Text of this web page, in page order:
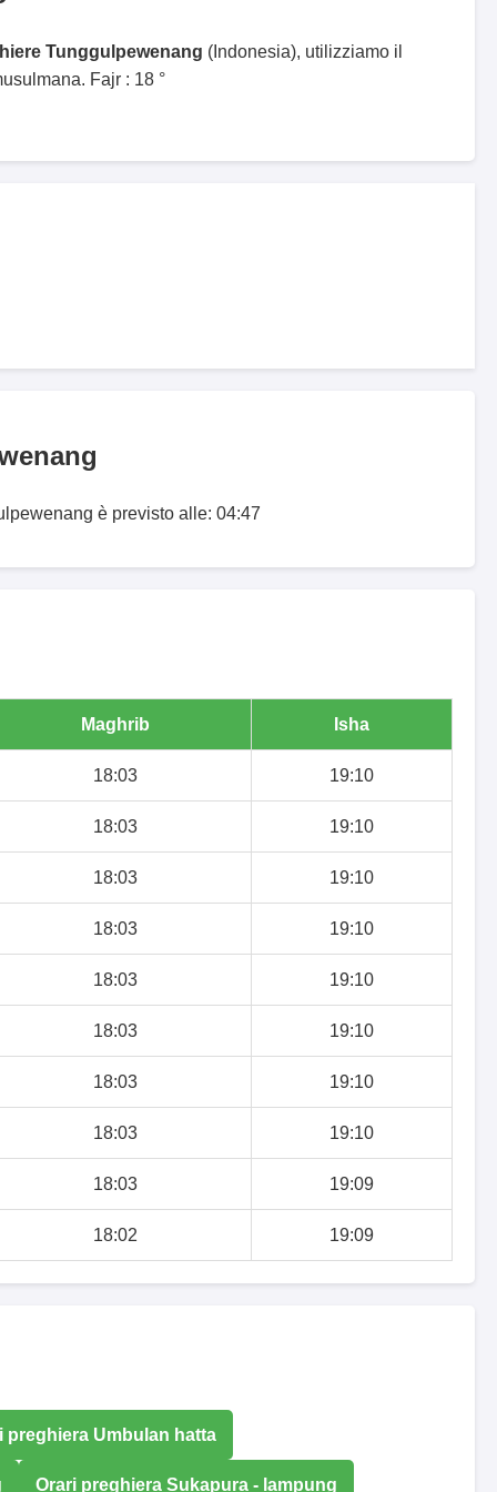
Tunggulpewenang (Indonesia), utilizziamo il
Fajr : 18 °
è previsto alle: 04:47
Maghrib Isha
18:03 19:10
18:03 19:10
18:03 19:10
18:03 19:10
18:03 19:10
18:03 19:10
18:03 19:10
18:03 19:10
18:03 19:09
18:02 19:09
preghiera Umbulan hatta
Orari preghiera Sukapura - lampung